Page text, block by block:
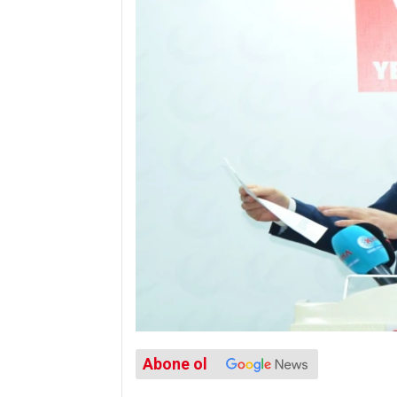
Abone ol